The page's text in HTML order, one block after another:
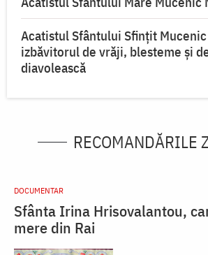
Acatistul Sfântului Sfințit
izbăvitorul de vrăji, blesteme și
diavolească
RECOMANDĂRILE
DOCUMENTAR
Sfânta Irina Hrisovalantou,
mere din Rai